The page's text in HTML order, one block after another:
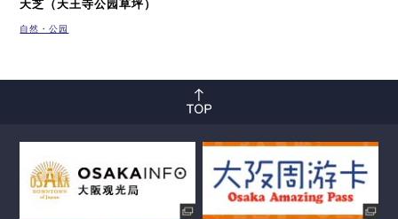
天芝（天王寺公园草坪）
自然・公园